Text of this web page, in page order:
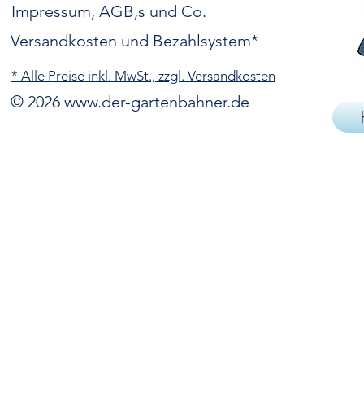
Impressum, AGB,s und Co.
Versandkosten und Bezahlsystem*
* Alle Preise inkl. MwSt., zzgl. Versandkosten
© 2026 www.der-gartenbahner.de